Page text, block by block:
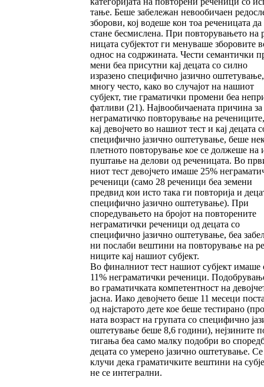
та­ње. Беше забележан не­воо­бичаен
зборови, кој водеше кон тоа речени­цата да
стане бесмислена. При пов­то­рувањето на
ни­цата субјектот ги ме­ну­­ва­ше зборовите
однос на содржината. Чес­ти семантички
мени беа присутни кај децата со силно
изразено специфично јазично
многу чес­то, како во случајот на на­шиот
субјект, тие граматички промени беа
фат­ливи (21). Највообичаената причина за
неграматич­ко пов­то­рување на
кај девојчето во нашиот тест и кај децата
спе­цифично ја­зич­но оштетување, беше
плет­ното повто­ру­вање кое се должеше на
пуш­тање на дело­ви од реченицата. Во
ни­от тест девојчето има­ше 25%
ре­че­ници (само 28 рече­ници беа земени
предвид кои исто така ги пов­торија и
специ­фич­но јазично ош­те­тување). При
споредува­ње­то на бројот на пов­торените
неграматички рече­ни­ци од децата со
специфично јазично оште­тување, беа
ни послаби вештини на повторување на
ни­ците кај нашиот субјект.
Во финалниот тест нашиот субјект имаше
11% неграматички реченици.
во граматичката компетентност на
јасна. Иако девојчето беше 11 месеци
од најстарото дете кое беше тестирано
на­та возраст на групата со специфично
ош­тетување беше 8,6 години), нејзи­ни­те
тига­ња беа само малку подобри во
децата со умерено јазично оште­ту­вање.
клу­чи дека граматичките веш­ти­ни на
не се интегрални.